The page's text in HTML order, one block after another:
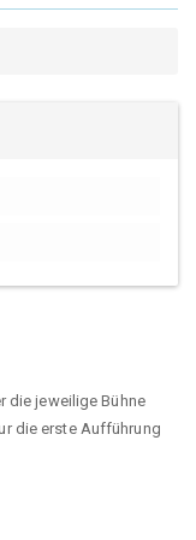
die jeweilige Bühne
die erste Aufführung